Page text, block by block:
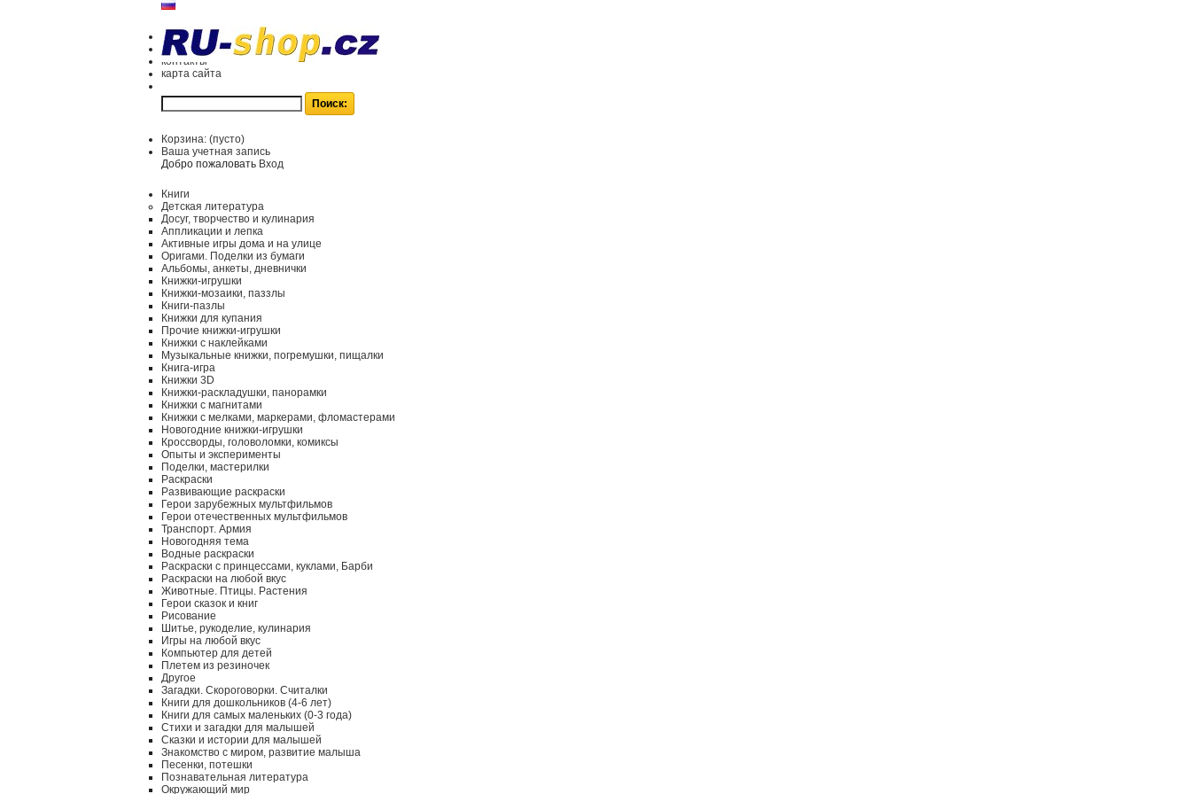
контакты
карта сайта
Корзина: (пусто)
Ваша учетная запись
Добро пожаловать Вход
Книги
Детская литература
Досуг, творчество и кулинария
Аппликации и лепка
Активные игры дома и на улице
Оригами. Поделки из бумаги
Альбомы, анкеты, дневнички
Книжки-игрушки
Книжки-мозаики, паззлы
Книги-пазлы
Книжки для купания
Прочие книжки-игрушки
Книжки с наклейками
Музыкальные книжки, погремушки, пищалки
Книга-игра
Книжки 3D
Книжки-раскладушки, панорамки
Книжки с магнитами
Книжки с мелками, маркерами, фломастерами
Новогодние книжки-игрушки
Кроссворды, головоломки, комиксы
Опыты и эксперименты
Поделки, мастерилки
Раскраски
Развивающие раскраски
Герои зарубежных мультфильмов
Герои отечественных мультфильмов
Транспорт. Армия
Новогодняя тема
Водные раскраски
Раскраски с принцессами, куклами, Барби
Раскраски на любой вкус
Животные. Птицы. Растения
Герои сказок и книг
Рисование
Шитье, рукоделие, кулинария
Игры на любой вкус
Компьютер для детей
Плетем из резиночек
Другое
Загадки. Скороговорки. Считалки
Книги для дошкольников (4-6 лет)
Книги для самых маленьких (0-3 года)
Стихи и загадки для малышей
Сказки и истории для малышей
Знакомство с миром, развитие малыша
Песенки, потешки
Познавательная литература
Окружающий мир